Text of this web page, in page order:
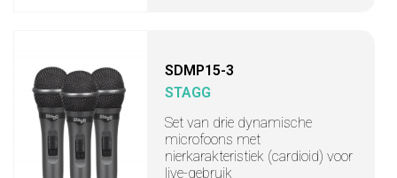
SDMP15-3
STAGG
Set van drie dynamische
microfoons met
nierkarakteristiek (cardioid) voor
live-gebruik